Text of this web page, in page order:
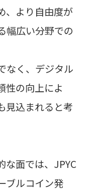
、より自由度が
幅広い分野での
なく、デジタル
性の向上によ
見込まれると考
面では、 JPYC
ブルコイン発